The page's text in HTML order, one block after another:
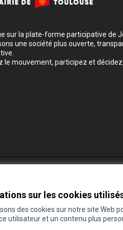
sur les cookies
des cookies sur notre site Web
utilisateur et un contenu plus
sur la plate-forme participative de
une société plus ouverte,
le mouvement, participez et